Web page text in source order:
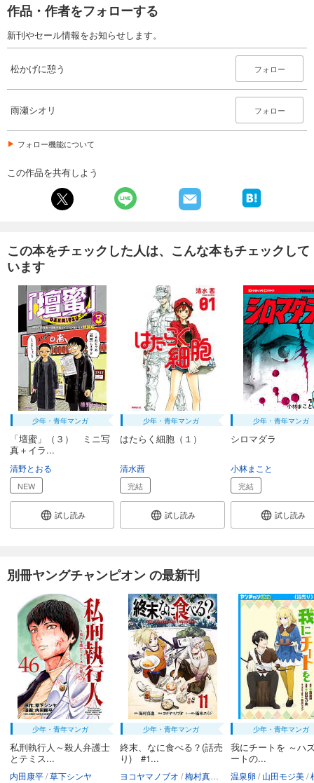
作品・作者をフォローする
新刊やセール情報をお知らせします。
松かげに憩う フォロー
雨瀬シオリ フォロー
フォロー機能について
この作品を共有しよう
この本をチェックした人は、こんな本もチェックして
います
少年・青年マンガ
「壇蜜」（３） ミニ写
真＋イラ...
清野とおる
NEW
試し読み
少年・青年マンガ
はたらく細胞（１）
清水茜
完結
試し読み
少年・青年マンガ
シロマダラ
小林まこと
完結
試し読み
別冊ヤングチャンピオン の最新刊
少年・青年マンガ
私刑執行人～殺人弁護士
とテミス...
内田康平 草下シンヤ
少年・青年マンガ
終末、なに食べる？(話売
り) #1...
ヨコヤマノブオ 梅村真也 橋本エイジ
少年・青年マンガ
我にチートを ～ハ
ートの...
温泉卵 山田モジ美 植